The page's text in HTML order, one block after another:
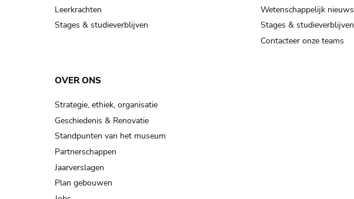
Leerkrachten
Stages & studieverblijven
Wetenschappelijk nieuws
Stages & studieverblijven
Contacteer onze teams
OVER ONS
Strategie, ethiek, organisatie
Geschiedenis & Renovatie
Standpunten van het museum
Partnerschappen
Jaarverslagen
Plan gebouwen